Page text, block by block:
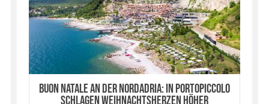
Buon Natale an der Nordadria: In Portopiccolo
schlagen Weihnachtsherzen höher